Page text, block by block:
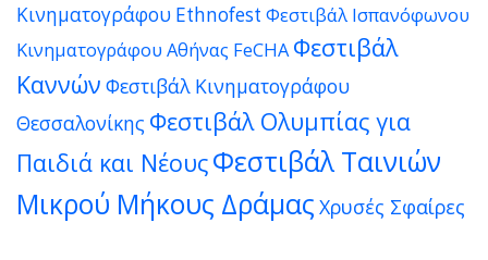
Κινηματογράφου Ethnofest Φεστιβάλ Ισπανόφωνου
Κινηματογράφου Αθήνας FeCHA Φεστιβάλ
Καννών Φεστιβάλ Κινηματογράφου
Θεσσαλονίκης Φεστιβάλ Ολυμπίας για
Παιδιά και ΝέουςΦεστιβάλ Ταινιών
Μικρού Μήκους Δράμας Χρυσές Σφαίρες